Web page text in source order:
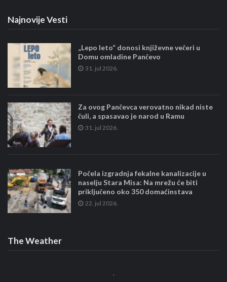
Najnovije Vesti
„Lepo leto“ donosi književne večeri u
Domu omladine Pančevo
31. jul 2026.
Za ovog Pančevca verovatno nikad niste
čuli, a spasavao je narod u Ramu
31. jul 2026.
Počela izgradnja fekalne kanalizacije u
naselju Stara Misa: Na mrežu će biti
priključeno oko 350 domaćinstava
22. jul 2026.
The Weather